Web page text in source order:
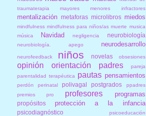
traumaterapia
mayores menores infractores
mentalización metaforas microlibros miedos
mindfulness mindfulness para niños/as muerte musica
música
Navidad negligencia neurobiología
neurobiología. apego neurodesarrollo
neurofeedback niños novelas obsesiones
opinión orientación padres
pareja
parentalidad terapéutica
pautas pensamientos
perdón perinatal polivagal postgrados
ppadres
premios
pro profesores programas
propósitos protección a la infancia
psicodiagnóstico psicoeducación